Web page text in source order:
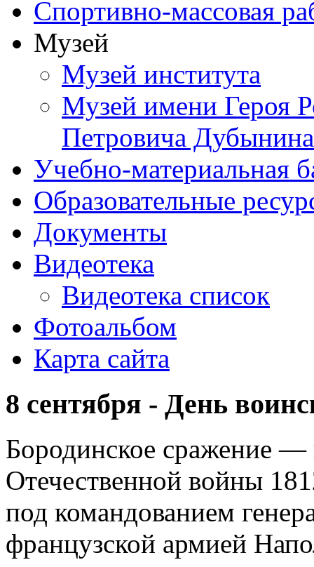
Спортивно-массовая
Музей
Музей института
Музей имени Героя
Петровича Дубынина
Учебно-материальная
Образовательные
Документы
Видеотека
Видеотека список
Фотоальбом
Карта сайта
8 сентября - День
Бородинское сражение
Отечественной войны
под командованием
французской армией